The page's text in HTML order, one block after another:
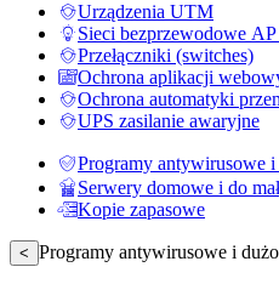
Urządzenia UTM
Sieci bezprzewodowe
Przełączniki (switches)
Ochrona aplikacji
Ochrona automatyki
UPS zasilanie awaryjne
Programy antywirusowe
Serwery domowe i do
Kopie zapasowe
< Programy antywirusowe i